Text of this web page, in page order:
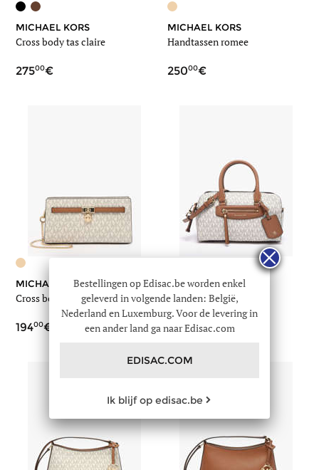
MICHAEL KORS
Cross body tas claire
27500
MICHAEL KORS
Handtassen romee
25000
MICHAEL KORS
Cross body tas hamilton
19400
MICHAEL KORS
Cross body tas jet set
24900
Bestellingen op Edisac.be worden enkel
geleverd in volgende landen: België,
Nederland en Luxemburg. Voor de levering in
een ander land ga naar Edisac.com
EDISAC.COM
Ik blijf op edisac.be